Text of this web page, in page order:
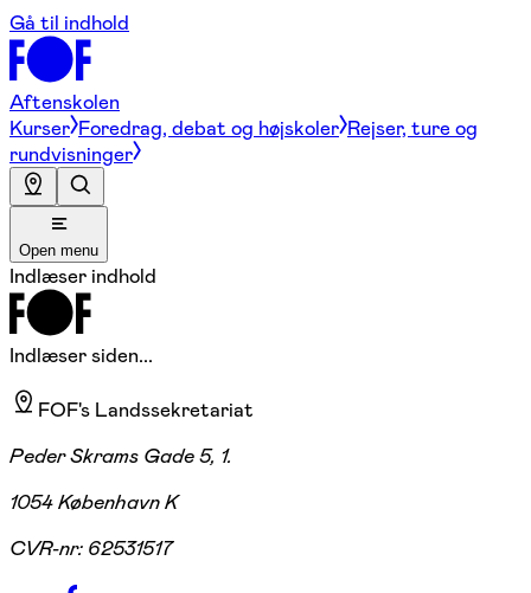
Gå til indhold
Aftenskolen
Kurser Foredrag, debat og højskoler Rejser, ture og
rundvisninger
Open menu
Indlæser indhold
Indlæser siden...
FOF's Landssekretariat
Peder Skrams Gade 5, 1.
1054 København K
CVR-nr: 62531517